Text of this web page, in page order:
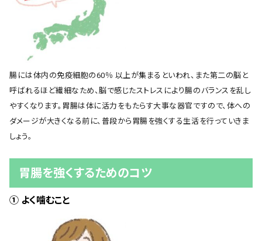
腸には体内の免疫細胞の60％ 以上が集まるといわれ、また第二の脳と
呼ばれるほど繊細なため、脳で感じたストレスにより腸のバランスを乱し
やすくなります。胃腸は体に活力をもたらす大事な器官ですので、体への
ダメージが大きくなる前に、普段から胃腸を強くする生活を行っていきま
しょう。
胃腸を強くするためのコツ
① よく噛むこと